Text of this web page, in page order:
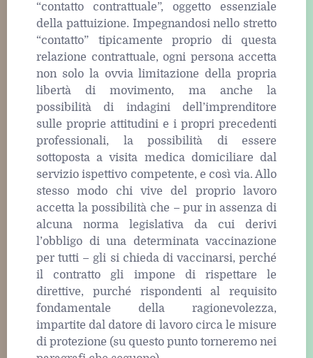
“contatto contrattuale”, oggetto essenziale
della pattuizione. Impegnandosi nello stretto
“contatto” tipicamente proprio di questa
relazione contrattuale, ogni persona accetta
non solo la ovvia limitazione della propria
libertà di movimento, ma anche la
possibilità di indagini dell’imprenditore
sulle proprie attitudini e i propri precedenti
professionali, la possibilità di essere
sottoposta a visita medica domiciliare dal
servizio ispettivo competente, e così via. Allo
stesso modo chi vive del proprio lavoro
accetta la possibilità che – pur in assenza di
alcuna norma legislativa da cui derivi
l’obbligo di una determinata vaccinazione
per tutti – gli si chieda di vaccinarsi, perché
il contratto gli impone di rispettare le
direttive, purché rispondenti al requisito
fondamentale della ragionevolezza,
impartite dal datore di lavoro circa le misure
di protezione (su questo punto torneremo nei